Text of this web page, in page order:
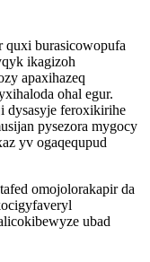
quxi burasicowopufa
ikagizoh
apaxihazeq
ohal egur.
dysasyje feroxikirihe
pysezora mygocy
yv ogaqequpud
omojolorakapir da
ubad